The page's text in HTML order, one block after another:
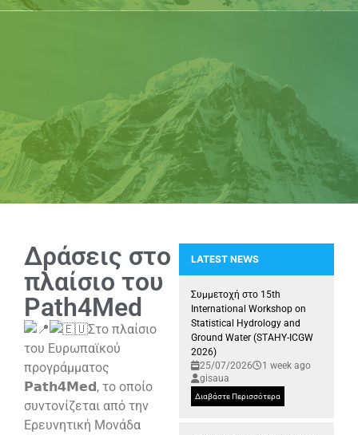
Δράσεις στο
πλαίσιο του
Path4Med
Στο πλαίσιο
του Ευρωπαϊκού
προγράμματος
𝗣𝗮𝘁𝗵𝟰𝗠𝗲𝗱, το οποίο
συντονίζεται από την
Ερευνητική Μονάδα
LATEST NEWS
ΝΕΜΕΑ: Στυγμιότυπα από
Συμμετοχή στο 15th
International Workshop on
Statistical Hydrology and
Ground Water (STAHY-ICGW
2026)
25/07/2026
1 week ago
gisaua
Διαβάστε Περισσότερα